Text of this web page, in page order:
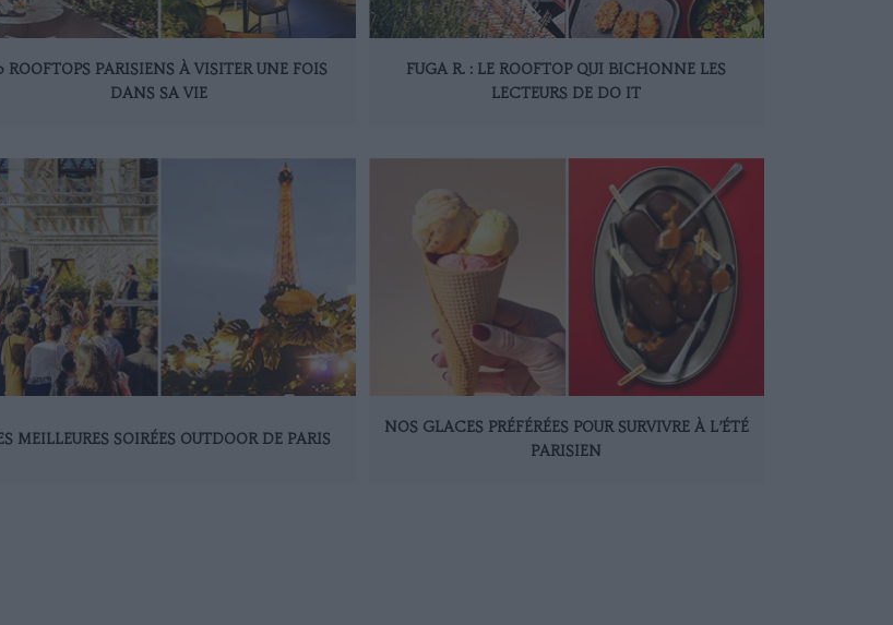
ROOFTOPS PARISIENS À VISITER UNE FOIS
DANS SA VIE
FUGA R. : LE ROOFTOP QUI BICHONNE LES
LECTEURS DE DO IT
MEILLEURES SOIRÉES OUTDOOR DE PARIS
NOS GLACES PRÉFÉRÉES POUR SURVIVRE À L’ÉTÉ
PARISIEN